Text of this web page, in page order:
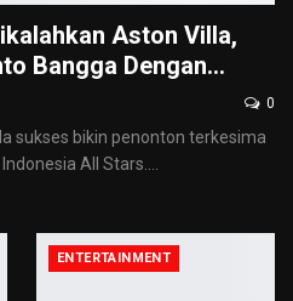
Aston Villa,
Bangga Dengan…
0
sukses bikin penonton terkesima
All Stars.
ENTERTAINMENT